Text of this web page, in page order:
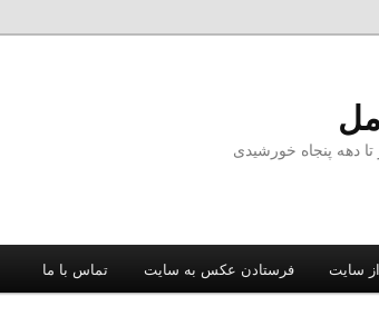
دهه پنجاه خورشیدی
سایت فرستادن عکس به سایت تماس با ما